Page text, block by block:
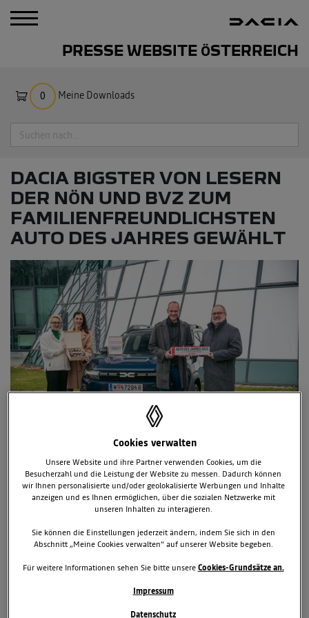
PRESSE WEBSITE ÖSTERREICH
0 Meine Downloads
Suche
DACIA BIGSTER VON LESERN
DER NÖN UND BVZ ZUM
FAMILIENFREUNDLICHSTEN
AUTO DES JAHRES GEWÄHLT
5. Dezember 2025
TAGS & KATEGORIEN
Bigster
2 zugehörige Dokumente
Cookies verwalten
Unsere Website und ihre Partner verwenden Cookies, um die
Besucherzahl und die Leistung der Website zu messen. Dadurch können
wir Ihnen personalisierte und/oder geolokalisierte Werbungen und Inhalte
anzeigen und es Ihnen ermöglichen, über die sozialen Netzwerke mit
unseren Inhalten zu interagieren.
Sie können die Einstellungen jederzeit ändern, indem Sie sich in den
Abschnitt „Meine Cookies verwalten“ auf unserer Website begeben.
Für weitere Informationen sehen Sie bitte unsereCookies-Grundsätze an.
Impressum
Datenschutz